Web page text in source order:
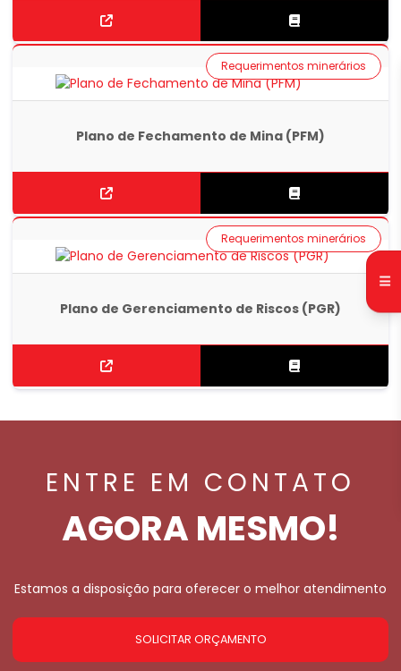
Plano de Fechamento de Mina (PFM)
Requerimentos minerários
Plano de Gerenciamento de Riscos (PGR)
Requerimentos minerários
ENTRE EM CONTATO
AGORA MESMO!
Estamos a disposição para oferecer o melhor atendimento
SOLICITAR ORÇAMENTO